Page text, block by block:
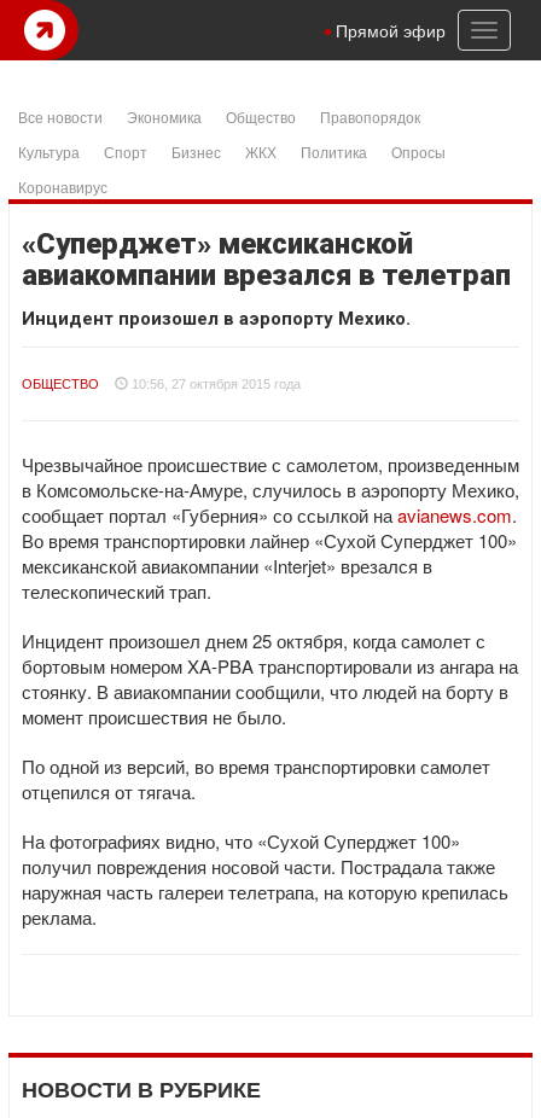
Toggle
Прямой эфир
Все новости Экономика Общество
Правопорядок
Культура
Спорт Бизнес ЖКХ Политика
Опросы
Коронавирус
«Суперджет» мексиканской
авиакомпании врезался в телетрап
Инцидент произошел в аэропорту Мехико.
ОБЩЕСТВО 10:56, 27 октября 2015 года
Чрезвычайное происшествие с самолетом, произведенным
в Комсомольске-на-Амуре, случилось в аэропорту Мехико,
сообщает портал «Губерния» со ссылкой наavianews.com.
Во время транспортировки лайнер «Сухой Суперджет 100»
мексиканской авиакомпании «Interjet» врезался в
телескопический трап.
Инцидент произошел днем 25 октября, когда самолет с
бортовым номером XA-PBA транспортировали из ангара на
стоянку. В авиакомпании сообщили, что людей на борту в
момент происшествия не было.
По одной из версий, во время транспортировки самолет
отцепился от тягача.
На фотографиях видно, что «Сухой Суперджет 100»
получил повреждения носовой части. Пострадала также
наружная часть галереи телетрапа, на которую крепилась
реклама.
НОВОСТИ В РУБРИКЕ